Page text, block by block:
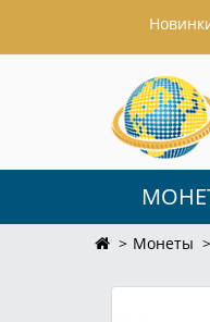
Монеты